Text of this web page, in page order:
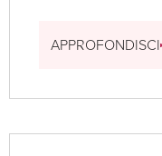
APPROFONDISCI